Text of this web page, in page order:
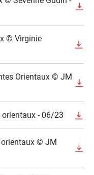
© Virginie
Orientaux © JM
orientaux - 06/23
orientaux © JM